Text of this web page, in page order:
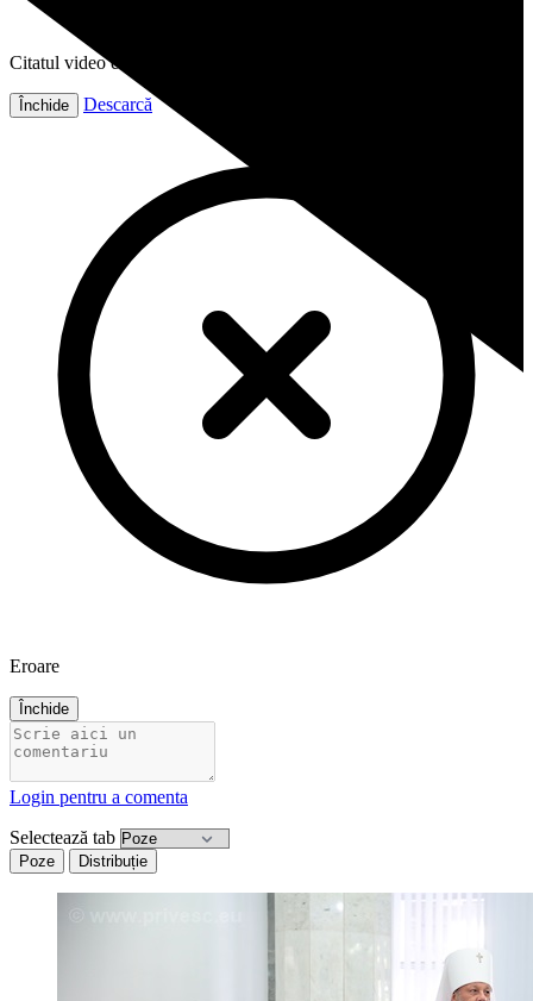
Citatul video este gata!
Închide Descarcă
Eroare
Închide
Login pentru a comenta
Selectează tab
Poze Distribuție